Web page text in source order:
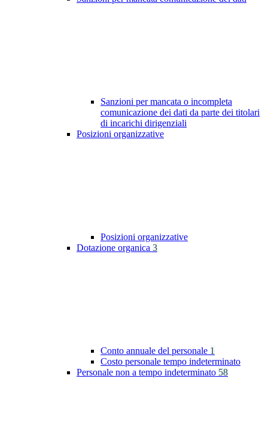
Sanzioni per mancata o incompleta
comunicazione dei dati da parte dei titolari
di incarichi dirigenziali
Posizioni organizzative
Posizioni organizzative
Dotazione organica 3
Conto annuale del personale 1
Costo personale tempo indeterminato
Personale non a tempo indeterminato 58